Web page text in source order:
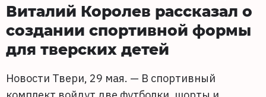
Виталий Королев рассказал о
создании спортивной формы
для тверских детей
Новости Твери, 29 мая. — В спортивный